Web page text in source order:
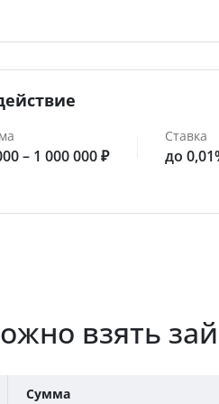
– 1 000 000 ₽
Ставка
до
взять
Сумма